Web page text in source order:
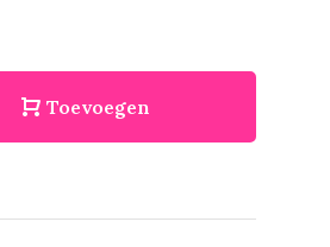
Toevoegen